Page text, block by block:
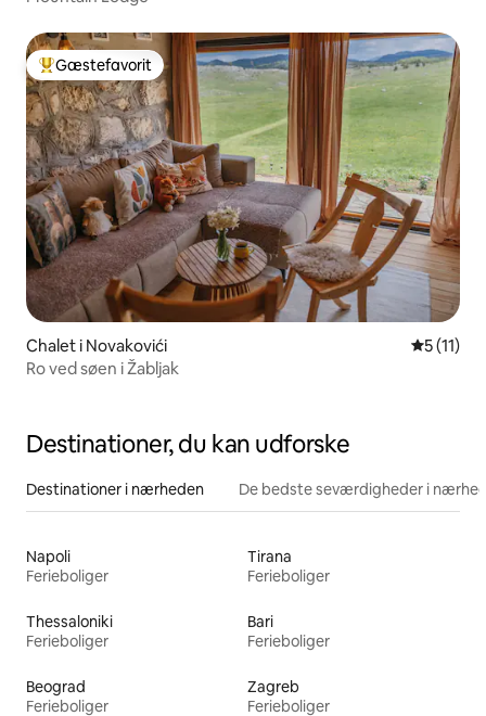
Bedste gæstefavorit
Gæstefavorit
Chalet i Novakovići 5 ud af 5
5 (11)
Ro ved søen i Žabljak
Destinationer, du kan udforske
Destinationer i nærheden De bedste seværdigheder i
Napoli
Ferieboliger
Tirana
Ferieboliger
Thessaloniki
Ferieboliger
Bari
Ferieboliger
Beograd
Ferieboliger
Zagreb
Ferieboliger